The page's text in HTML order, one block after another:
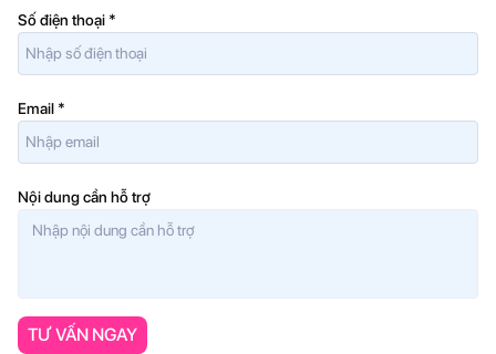
Số điện thoại *
Email *
Nội dung cần hỗ trợ
TƯ VẤN NGAY